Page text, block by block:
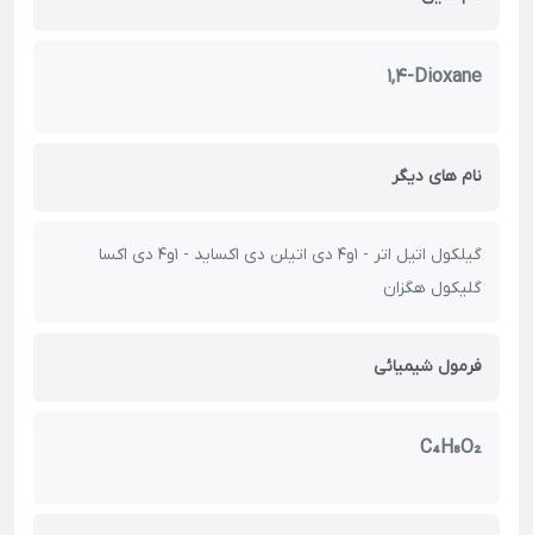
1,4-Dioxane
نام های دیگر
گیلکول اتیل اتر - 1و4 دی اتیلن دی اکساید - 1و4 دی اکسا
گلیکول هگزان
فرمول شیمیائی
C₄H₈O₂